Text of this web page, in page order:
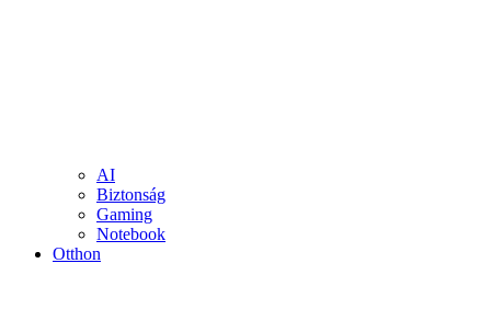
AI
Biztonság
Gaming
Notebook
Otthon